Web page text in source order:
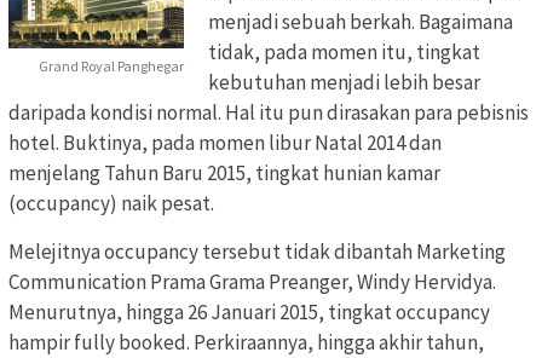
Grand Royal Panghegar
menjadi sebuah berkah. Bagaimana
tidak, pada momen itu, tingkat
kebutuhan menjadi lebih besar
daripada kondisi normal. Hal itu pun dirasakan para pebisnis
hotel. Buktinya, pada momen libur Natal 2014 dan
menjelang Tahun Baru 2015, tingkat hunian kamar
(occupancy) naik pesat.
Melejitnya occupancy tersebut tidak dibantah Marketing
Communication Prama Grama Preanger, Windy Hervidya.
Menurutnya, hingga 26 Januari 2015, tingkat occupancy
hampir fully booked. Perkiraannya, hingga akhir tahun,